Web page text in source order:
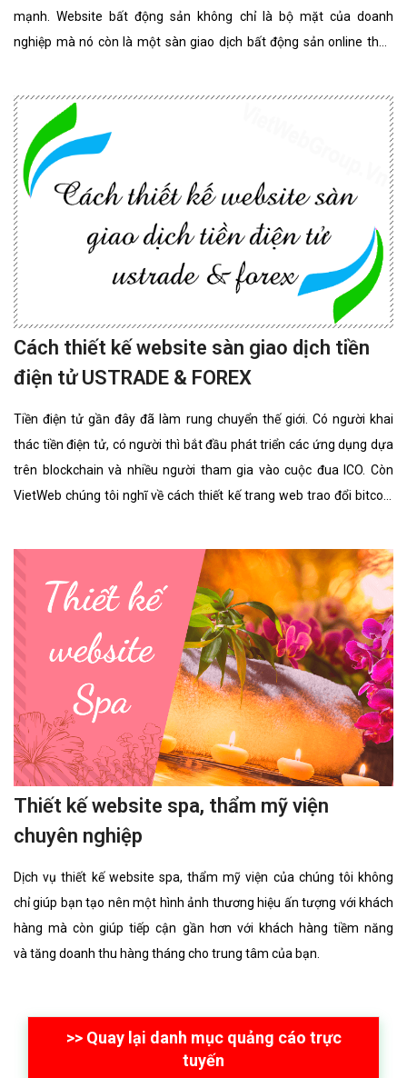
mạnh. Website bất động sản không chỉ là bộ mặt của doanh
nghiệp mà nó còn là một sàn giao dịch bất động sản online thân
Cách thiết kế website sàn giao dịch tiền
điện tử USTRADE & FOREX
Tiền điện tử gần đây đã làm rung chuyển thế giới. Có người khai
thác tiền điện tử, có người thì bắt đầu phát triển các ứng dụng dựa
trên blockchain và nhiều người tham gia vào cuộc đua ICO. Còn
VietWeb chúng tôi nghĩ về cách thiết kế trang web trao đổi bitcoin
Thiết kế website spa, thẩm mỹ viện
chuyên nghiệp
Dịch vụ thiết kế website spa, thẩm mỹ viện của chúng tôi không
chỉ giúp bạn tạo nên một hình ảnh thương hiệu ấn tượng với khách
hàng mà còn giúp tiếp cận gần hơn với khách hàng tiềm năng
và tăng doanh thu hàng tháng cho trung tâm của bạn.
>> Quay lại danh mục quảng cáo trực
tuyến